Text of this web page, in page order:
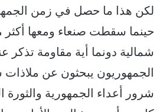
لكن هذا ما حصل في زمن
شمالية دونما أية مقاومة تذكر
الجمهوريون يبحثون عن
شرور أعداء الجمهورية والثورة